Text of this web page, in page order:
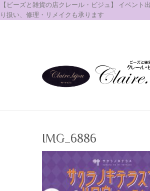
【ビーズと雑貨の店クレール・ビジュ】 イベント
り扱い、修理・リメイクも承ります
IMG_6886